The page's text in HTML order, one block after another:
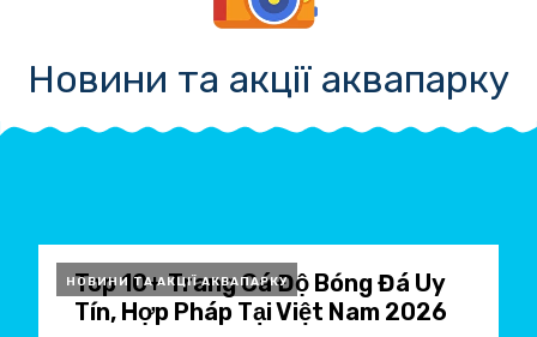
Новини та акції аквапарку
Top 10+ Trang Cá Độ Bóng Đá Uy
Tín, Hợp Pháp Tại Việt Nam 2026
НОВИНИ ТА АКЦІЇ АКВАПАРКУ